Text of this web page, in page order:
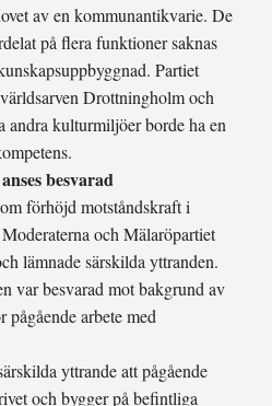
av en kommunantikvarie. De
på flera funktioner saknas
Partiet
Drottningholm och
andra kulturmiljöer borde ha en
besvarad
förhöjd motståndskraft i
och Mälaröpartiet
lämnade särskilda yttranden.
var besvarad mot bakgrund av
arbete med
yttrande att pågående
och bygger på befintliga